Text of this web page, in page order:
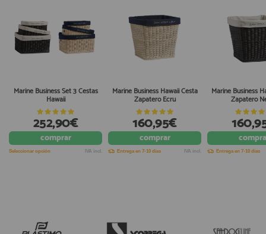
Marine Business Set 3 Cestas
Hawaii
252,90€
comprar
Seleccionar opción IVA incl.
Marine Business Hawaii Cesta
Zapatero Ecru
160,95€
comprar
Entrega en 7-10 días IVA incl.
Marine Business
Zapatero
Entrega en 7-10 días